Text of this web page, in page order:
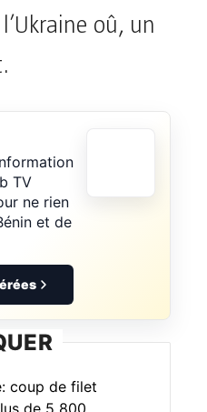
oû, un
TV
ne rien
et de
coup de filet